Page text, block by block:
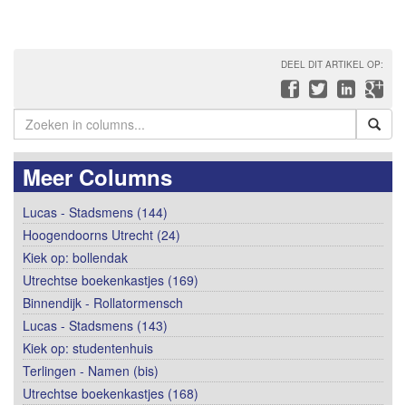
DEEL DIT ARTIKEL OP:
Meer Columns
Lucas - Stadsmens (144)
Hoogendoorns Utrecht (24)
Kiek op: bollendak
Utrechtse boekenkastjes (169)
Binnendijk - Rollatormensch
Lucas - Stadsmens (143)
Kiek op: studentenhuis
Terlingen - Namen (bis)
Utrechtse boekenkastjes (168)